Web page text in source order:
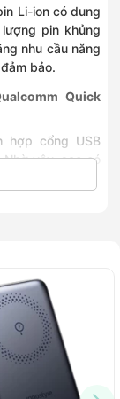
Li-ion có dung
pin khủng
nhu cầu năng
bảo.
Quick
hợp cổng USB
vậy, sạc có
hiệu quả hơn
PB-XD26
bị công nghệ
thông minh,
và chức năng
thích cao với